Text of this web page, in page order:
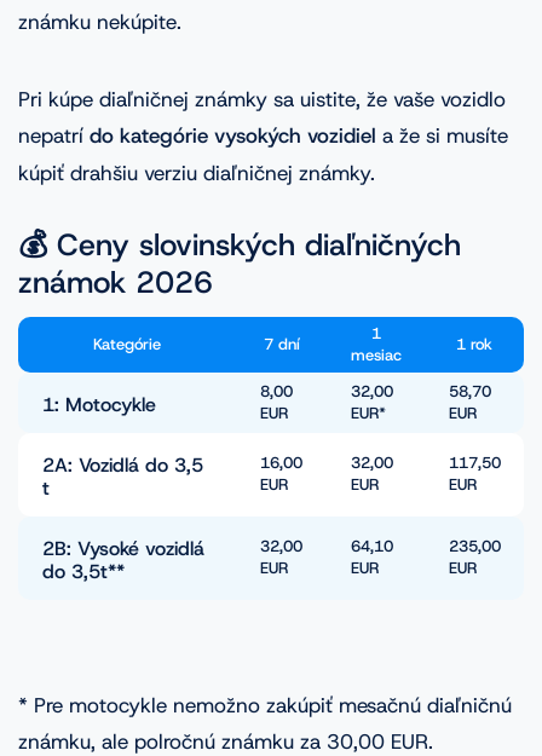
známku nekúpite.
Pri kúpe diaľničnej známky sa uistite, že vaše vozidlo
nepatrí do kategórie vysokých vozidiel a že si musíte
kúpiť drahšiu verziu diaľničnej známky.
💰 Ceny slovinských diaľničných
známok 2026
Kategórie 7 dní
1
mesiac
1 rok
1: Motocykle
8,00
EUR
32,00
EUR*
58,70
EUR
2A: Vozidlá do 3,5
t
16,00
EUR
32,00
EUR
117,50
EUR
2B: Vysoké vozidlá
do 3,5t**
32,00
EUR
64,10
EUR
235,00
EUR
* Pre motocykle nemožno zakúpiť mesačnú diaľničnú
známku, ale polročnú známku za 30,00 EUR.